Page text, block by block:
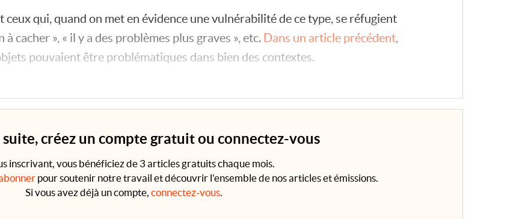
ceux qui, quand on met en évidence une vulnérabilité de ce type, se réfugient
cacher », « il y a des problèmes plus graves », etc. Dans un article précédent,
pouvaient être problématiques dans bien des contextes.
créez un compte gratuit ou connectez-vous
inscrivant, vous bénéficiez de 3 articles gratuits chaque mois.
pour soutenir notre travail et découvrir l'ensemble de nos articles et émissions.
Si vous avez déjà un compte, connectez-vous.